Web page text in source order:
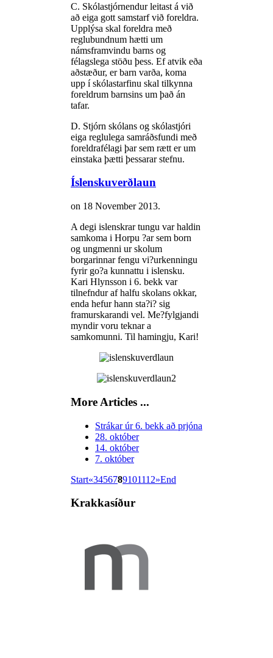
C. Skólastjórnendur leitast á við
að eiga gott samstarf við foreldra.
Upplýsa skal foreldra með
reglubundnum hætti um
námsframvindu barns og
félagslega stöðu þess. Ef atvik eða
aðstæður, er barn varða, koma
upp í skólastarfinu skal tilkynna
foreldrum barnsins um það án
tafar.
D. Stjórn skólans og skólastjóri
eiga reglulega samráðsfundi með
foreldrafélagi þar sem rætt er um
einstaka þætti þessarar stefnu.
Íslenskuverðlaun
on 18 November 2013.
A degi islenskrar tungu var haldin
samkoma i Horpu ?ar sem born
og ungmenni ur skolum
borgarinnar fengu vi?urkenningu
fyrir go?a kunnattu i islensku.
Kari Hlynsson i 6. bekk var
tilnefndur af halfu skolans okkar,
enda hefur hann sta?i? sig
framurskarandi vel. Me?fylgjandi
myndir voru teknar a
samkomunni. Til hamingju, Kari!
More Articles ...
Strákar úr 6. bekk að prjóna
28. október
14. október
7. október
Start«3456789101112»End
Krakkasíður